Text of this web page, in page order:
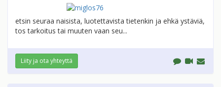
etsin seuraa naisista, luotettavista tietenkin ja ehkä ystäviä,
tos tarkoitus tai muuten vaan seu...
Liity ja ota yhteyttä